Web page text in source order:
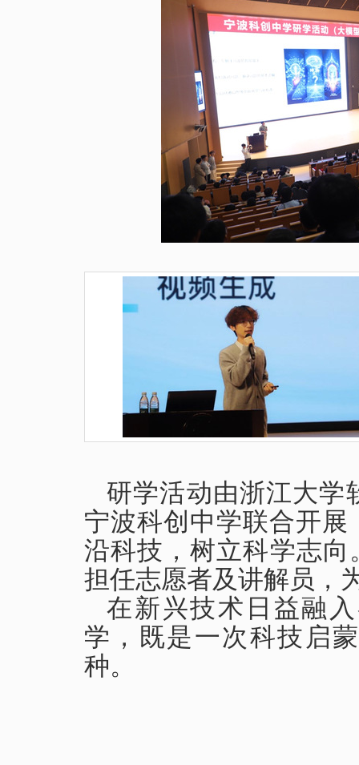
研学活动由浙江大学
宁波科创中学联合开
沿科技，树立科学志向
担任志愿者及讲解员，
在新兴技术日益融
学，既是一次科技启
种。